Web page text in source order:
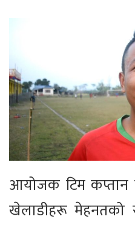
आयोजक टिम कप्तान
खेलाडीहरू मेहनतको